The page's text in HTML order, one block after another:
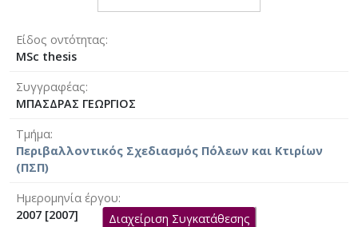
Είδος οντότητας
MSc thesis
Συγγραφέας
ΜΠΑΣΔΡΑΣ ΓΕΩΡΓΙΟΣ
Τμήμα
Περιβαλλοντικός Σχεδιασμός Πόλεων και Κτιρίων
(ΠΣΠ)
Ημερομηνία έργου
2007 [2007]
Διαχείριση Συγκατάθεσης